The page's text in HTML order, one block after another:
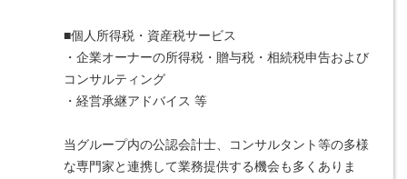
■個人所得税・資産税サービス
・企業オーナーの所得税・贈与税・相続税申告および
コンサルティング
・経営承継アドバイス 等
当グループ内の公認会計士、コンサルタント等の多様
な専門家と連携して業務提供する機会も多くありま